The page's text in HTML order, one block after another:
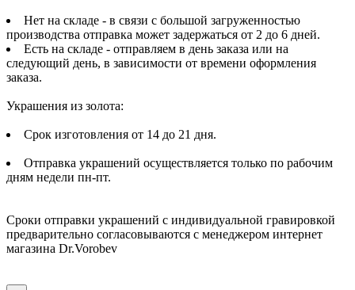
Нет на складе - в связи с большой загруженностью
производства отправка может задержаться от 2 до 6 дней.
Есть на складе - отправляем в день заказа или на
следующий день, в зависимости от времени оформления
заказа.
Украшения из золота:
Срок изготовления от 14 до 21 дня.
Отправка украшений осуществляется только по рабочим
дням недели пн-пт.
Сроки отправки украшений с индивидуальной гравировкой
предварительно согласовываются с менеджером интернет
магазина Dr.Vorobev